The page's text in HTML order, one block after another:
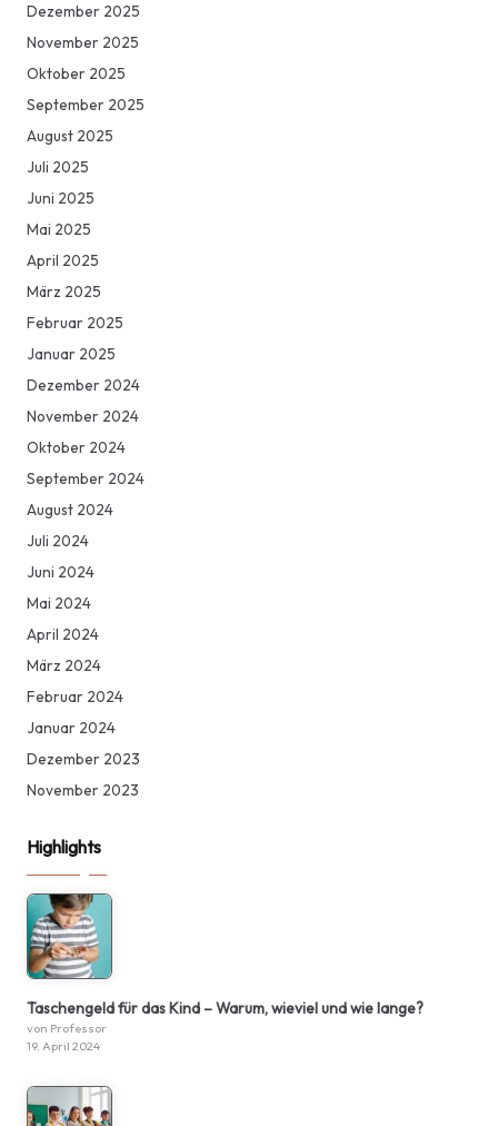
Dezember 2025
November 2025
Oktober 2025
September 2025
August 2025
Juli 2025
Juni 2025
Mai 2025
April 2025
März 2025
Februar 2025
Januar 2025
Dezember 2024
November 2024
Oktober 2024
September 2024
August 2024
Juli 2024
Juni 2024
Mai 2024
April 2024
März 2024
Februar 2024
Januar 2024
Dezember 2023
November 2023
Highlights
Taschengeld für das Kind – Warum, wieviel und wie lange?
von Professor
19. April 2024